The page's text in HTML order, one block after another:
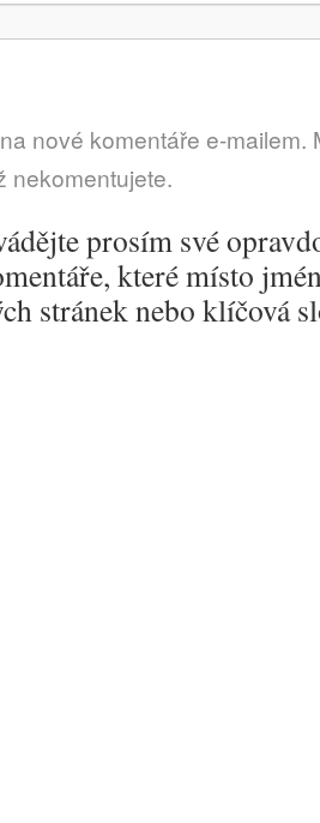
nové komentáře e-mailem.
nekomentujete.
prosím své
které místo
stránek nebo klíčová